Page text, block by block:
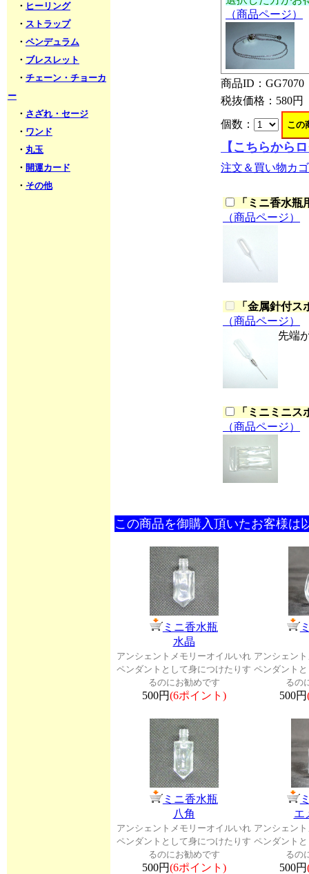
・ ヒーリング
・ ストラップ
・ ペンデュラム
・ ブレスレット
・ チェーン・チョーカ
ー
・ さざれ・セージ
・ ワンド
・ 丸玉
・ 開運カード
・ その他
（商品ページ）
商品ID：GG7070
税抜価格： 580円
個数：
【こちらから
注文＆買い物カ
「 ミニ香水瓶
（商品ページ）
「 金属針付ス
（商品ページ）
先端
「 ミニミニス
（商品ページ）
この商品を御購入頂いたお客様は
ミニ香水瓶
水晶
アンシェントメモリーオイルいれ
ペンダントとして身につけたりす
るのにお勧めです
500円(6ポイント)
アンシェン
ペンダント
るの
500円
ミニ香水瓶
八角
アンシェントメモリーオイルいれ
ペンダントとして身につけたりす
るのにお勧めです
500円(6ポイント)
エ
アンシェン
ペンダント
るの
500円